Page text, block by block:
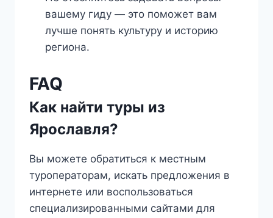
вашему гиду — это поможет вам
лучше понять культуру и историю
региона.
FAQ
Как найти туры из
Ярославля?
Вы можете обратиться к местным
туроператорам, искать предложения в
интернете или воспользоваться
специализированными сайтами для